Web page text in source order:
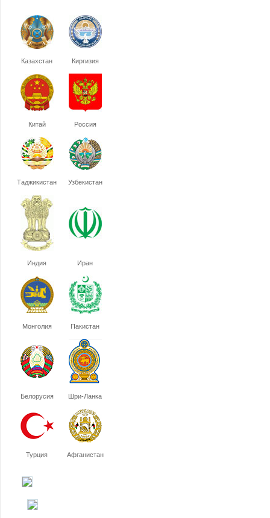
Казахстан Киргизия
Китай Россия
Таджикистан Узбекистан
Индия Иран
Монголия Пакистан
Белорусия Шри-Ланка
Турция Афганистан